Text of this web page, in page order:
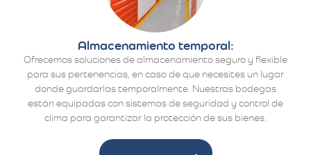
Almacenamiento temporal:
Ofrecemos soluciones de almacenamiento seguro y flexible
para sus pertenencias, en caso de que necesites un lugar
donde guardarlas temporalmente. Nuestras bodegas
están equipadas con sistemas de seguridad y control de
clima para garantizar la protección de sus bienes.